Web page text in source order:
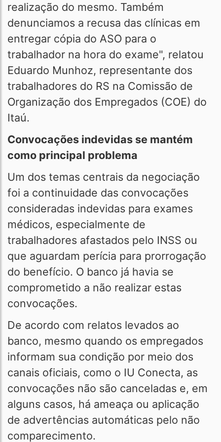
realização do mesmo. Também
denunciamos a recusa das clínicas em
entregar cópia do ASO para o
trabalhador na hora do exame", relatou
Eduardo Munhoz, representante dos
trabalhadores do RS na Comissão de
Organização dos Empregados (COE) do
Itaú.
Convocações indevidas se mantém
como principal problema
Um dos temas centrais da negociação
foi a continuidade das convocações
consideradas indevidas para exames
médicos, especialmente de
trabalhadores afastados pelo INSS ou
que aguardam perícia para prorrogação
do benefício. O banco já havia se
comprometido a não realizar estas
convocações.
De acordo com relatos levados ao
banco, mesmo quando os empregados
informam sua condição por meio dos
canais oficiais, como o IU Conecta, as
convocações não são canceladas e, em
alguns casos, há ameaça ou aplicação
de advertências automáticas pelo não
comparecimento.